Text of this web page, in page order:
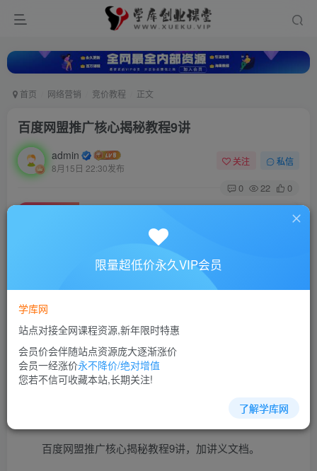
首页 网络营销 竞价教程 正文
百度网盟推广核心揭秘教程9讲
admin
8月15日 22:30发布
关注 私信
0 22 0
百度网盟推广核心揭秘教程9讲
此内容为付费资源，请付费后查看
10
立即购买
您当前未登录！建议登陆后购买，可保存购买订单
付费资源
百度网盟推广核心揭秘教程9讲，加讲义文档。
限量超低价永久VIP会员
学库网
站点对接全网课程资源,新年限时特惠
会员价会伴随站点资源庞大逐渐涨价
会员一经涨价永不降价/绝对增值
您若不信可收藏本站,长期关注!
了解学库网